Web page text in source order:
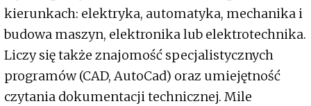
kierunkach: elektryka, automatyka, mechanika i
budowa maszyn, elektronika lub elektrotechnika.
Liczy się także znajomość specjalistycznych
programów (CAD, AutoCad) oraz umiejętność
czytania dokumentacji technicznej. Mile